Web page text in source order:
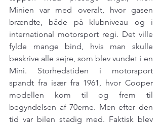
Minien var med overalt, hvor gasen
brændte, både på klubniveau og i
international motorsport regi. Det ville
fylde mange bind, hvis man skulle
beskrive alle sejre, som blev vundet i en
Mini. Storhedstiden i motorsport
spandt fra især fra 1961, hvor Cooper
modellen kom til og frem til
begyndelsen af 70erne. Men efter den
tid var bilen stadig med. Faktisk blev